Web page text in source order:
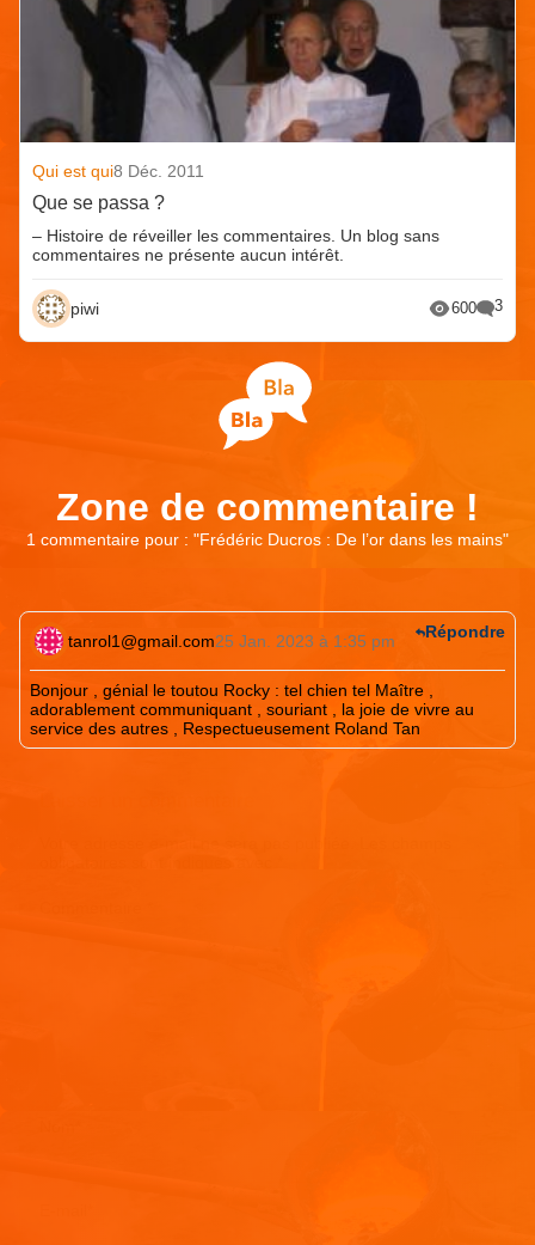
Qui est qui8 Déc. 2011
Que se passa ?
– Histoire de réveiller les commentaires. Un blog sans
commentaires ne présente aucun intérêt.
piwi 600 3
Zone de commentaire !
1 commentaire pour : "Frédéric Ducros : De l’or dans les mains"
tanrol1@gmail.com25 Jan. 2023 à 1:35 pm
Bonjour , génial le toutou Rocky : tel chien tel Maître ,
adorablement communiquant , souriant , la joie de vivre au
service des autres , Respectueusement Roland Tan
Répondre